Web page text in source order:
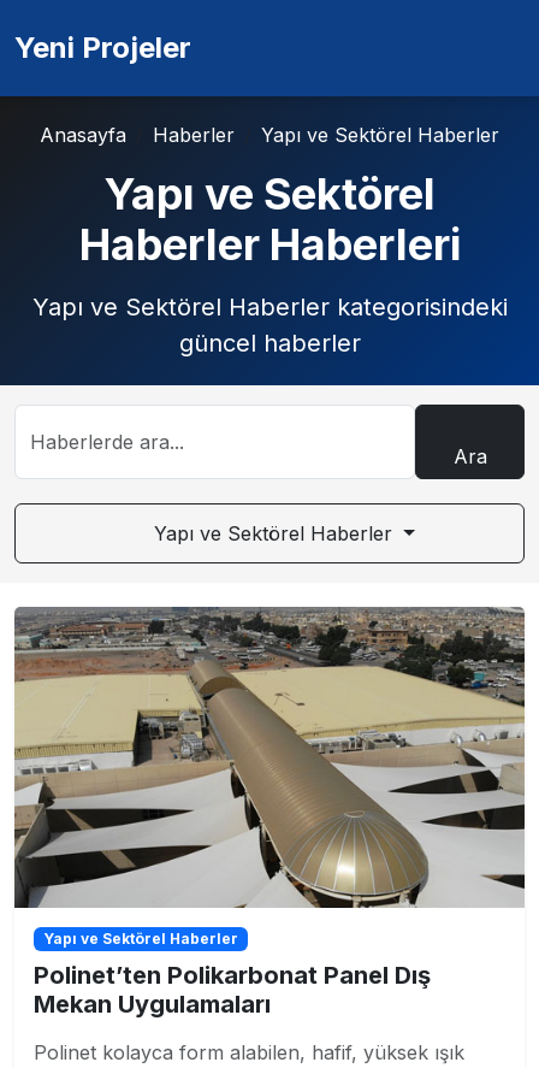
Yeni Projeler
Anasayfa Haberler Yapı ve Sektörel Haberler
Yapı ve Sektörel
Haberler Haberleri
Yapı ve Sektörel Haberler kategorisindeki
güncel haberler
Ara
Yapı ve Sektörel Haberler
Yapı ve Sektörel Haberler
Polinet’ten Polikarbonat Panel Dış
Mekan Uygulamaları
Polinet kolayca form alabilen, hafif, yüksek ışık